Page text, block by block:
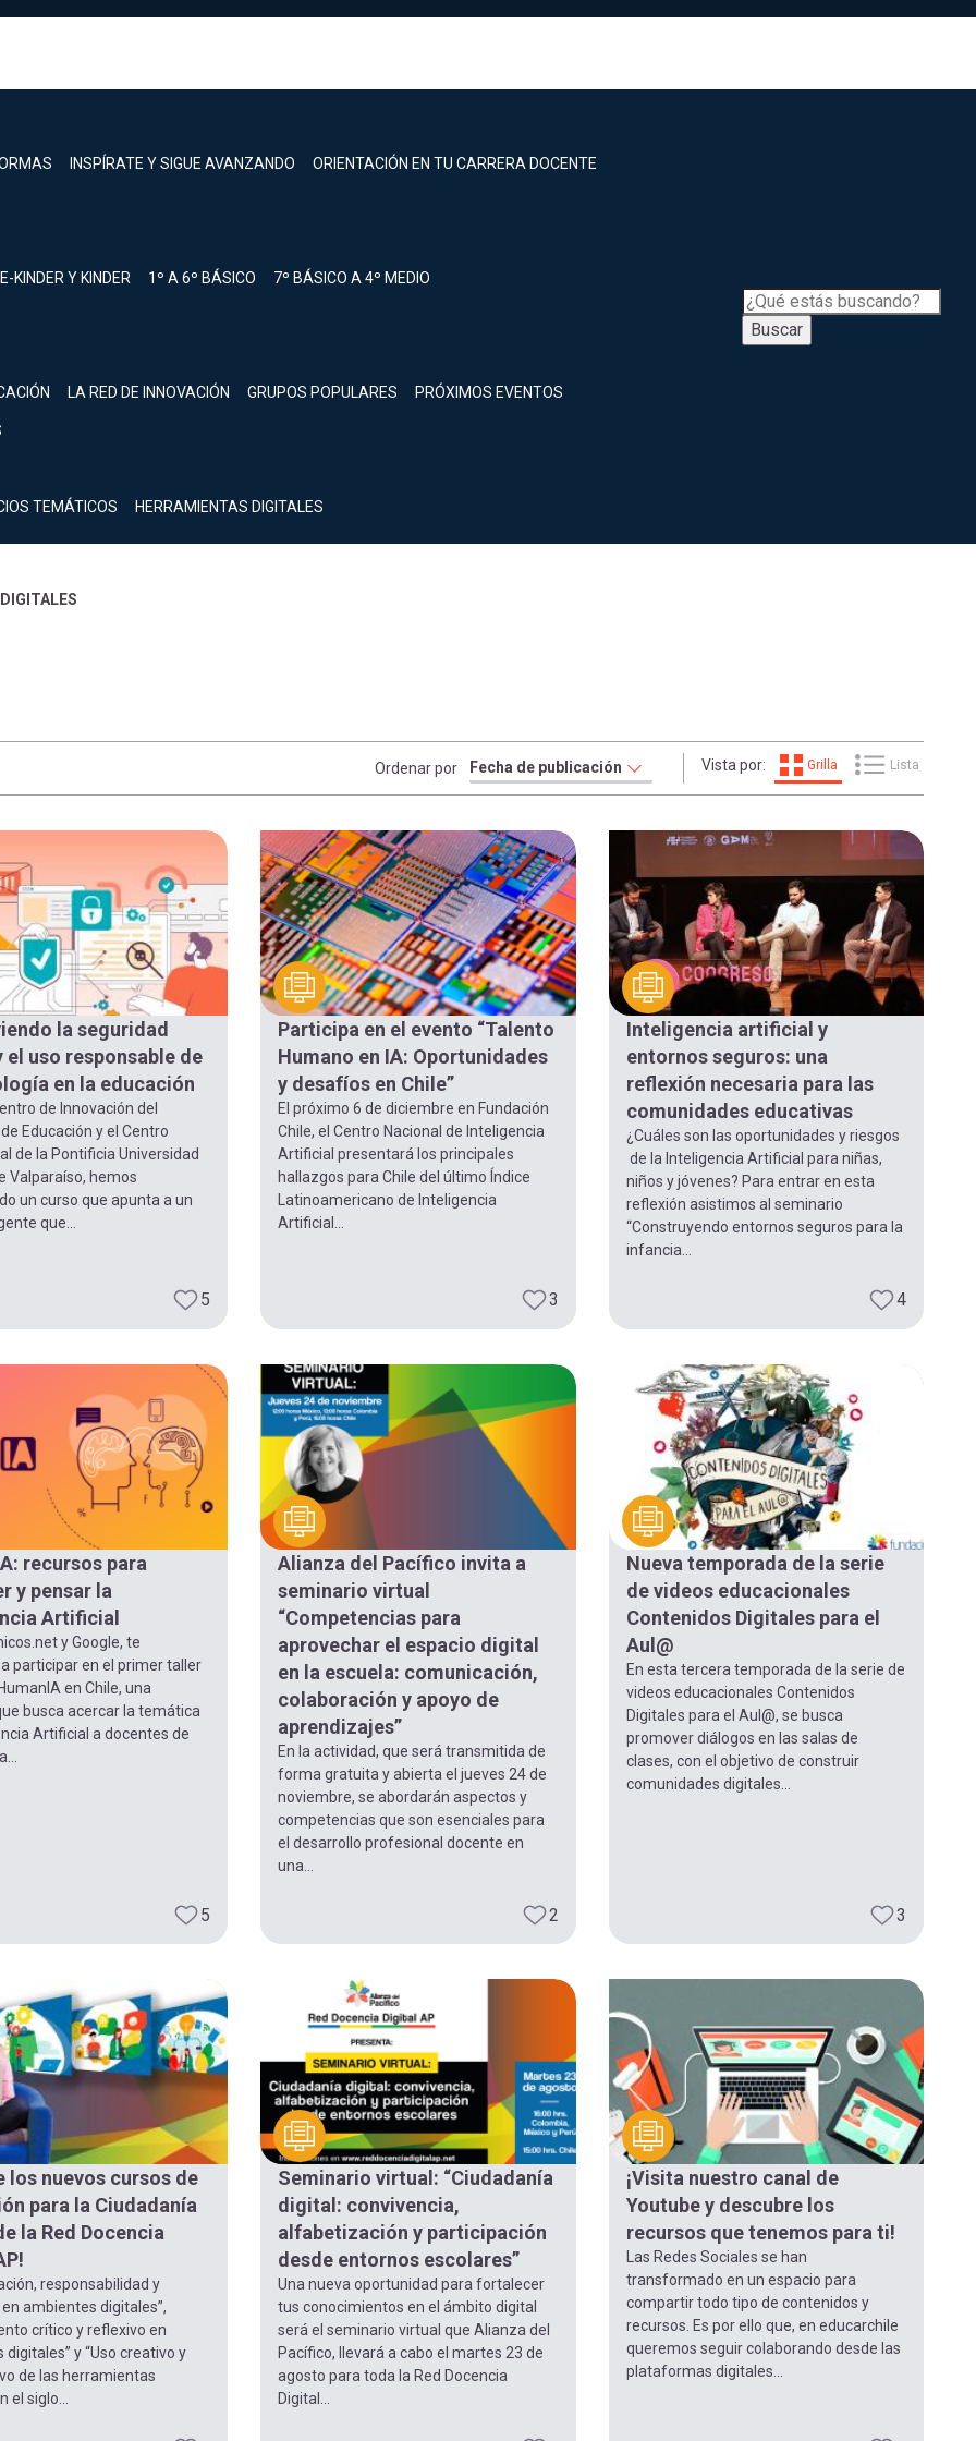
INSPÍRATE Y SIGUE AVANZANDO ORIENTACIÓN EN TU CARRERA DOCENTE
KINDER Y KINDER 1º A 6º BÁSICO 7º BÁSICO A 4º MEDIO
LA RED DE INNOVACIÓN GRUPOS POPULARES PRÓXIMOS EVENTOS
TEMÁTICOS HERRAMIENTAS DIGITALES
Buscar
Ordenar por Vista por: Grilla Lista
la seguridad
uso responsable de
en la educación
de Innovación del
Educación y el Centro
de la Pontificia Universidad
Valparaíso, hemos
un curso que apunta a un
que...
5
Participa en el evento “Talento
Humano en IA: Oportunidades
y desafíos en Chile”
El próximo 6 de diciembre en Fundación
Chile, el Centro Nacional de Inteligencia
Artificial presentará los principales
hallazgos para Chile del último Índice
Latinoamericano de Inteligencia
Artificial...
3
Inteligencia artificial y
entornos seguros: una
reflexión necesaria para las
comunidades educativas
¿Cuáles son las oportunidades y riesgos
de la Inteligencia Artificial para niñas,
niños y jóvenes? Para entrar en esta
reflexión asistimos al seminario
“Construyendo entornos seguros para la
infancia...
4
recursos para
y pensar la
Artificial
y Google, te
participar en el primer taller
en Chile, una
busca acercar la temática
Artificial a docentes de
5
Alianza del Pacífico invita a
seminario virtual
“Competencias para
aprovechar el espacio digital
en la escuela: comunicación,
colaboración y apoyo de
aprendizajes”
En la actividad, que será transmitida de
forma gratuita y abierta el jueves 24 de
noviembre, se abordarán aspectos y
competencias que son esenciales para
el desarrollo profesional docente en
una...
2
Nueva temporada de la serie
de videos educacionales
Contenidos Digitales para el
Aul@
En esta tercera temporada de la serie de
videos educacionales Contenidos
Digitales para el Aul@, se busca
promover diálogos en las salas de
clases, con el objetivo de construir
comunidades digitales...
3
los nuevos cursos de
para la Ciudadanía
la Red Docencia
responsabilidad y
ambientes digitales”,
crítico y reflexivo en
y “Uso creativo y
de las herramientas
el siglo...
Seminario virtual: “Ciudadanía
digital: convivencia,
alfabetización y participación
desde entornos escolares”
Una nueva oportunidad para fortalecer
tus conocimientos en el ámbito digital
será el seminario virtual que Alianza del
Pacífico, llevará a cabo el martes 23 de
agosto para toda la Red Docencia
Digital...
¡Visita nuestro canal de
Youtube y descubre los
recursos que tenemos para ti!
Las Redes Sociales se han
transformado en un espacio para
compartir todo tipo de contenidos y
recursos. Es por ello que, en educarchile
queremos seguir colaborando desde las
plataformas digitales...
Inicia sesión.